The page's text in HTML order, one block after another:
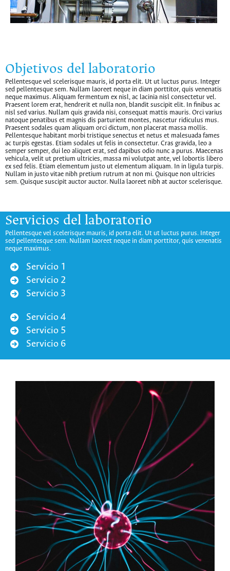
Objetivos del laboratorio
Pellentesque vel scelerisque mauris, id porta elit. Ut ut luctus purus. Integer
sed pellentesque sem. Nullam laoreet neque in diam porttitor, quis venenatis
neque maximus. Aliquam fermentum ex nisl, ac lacinia nisl consectetur vel.
Praesent lorem erat, hendrerit et nulla non, blandit suscipit elit. In finibus ac
nisl sed varius. Nullam quis gravida nisi, consequat mattis mauris. Orci varius
natoque penatibus et magnis dis parturient montes, nascetur ridiculus mus.
Praesent sodales quam aliquam orci dictum, non placerat massa mollis.
Pellentesque habitant morbi tristique senectus et netus et malesuada fames
ac turpis egestas. Etiam sodales ut felis in consectetur. Cras gravida, leo a
semper semper, dui leo aliquet erat, sed dapibus odio nunc a purus. Maecenas
vehicula, velit ut pretium ultricies, massa mi volutpat ante, vel lobortis libero
ex sed felis. Etiam elementum justo ut elementum aliquam. In in ligula turpis.
Nullam in justo vitae nibh pretium rutrum at non mi. Quisque non ultricies
sem. Quisque suscipit auctor auctor. Nulla laoreet nibh at auctor scelerisque.
Servicios del laboratorio
Pellentesque vel scelerisque mauris, id porta elit. Ut ut luctus purus. Integer
sed pellentesque sem. Nullam laoreet neque in diam porttitor, quis venenatis
neque maximus.
Servicio 1
Servicio 2
Servicio 3
Servicio 4
Servicio 5
Servicio 6